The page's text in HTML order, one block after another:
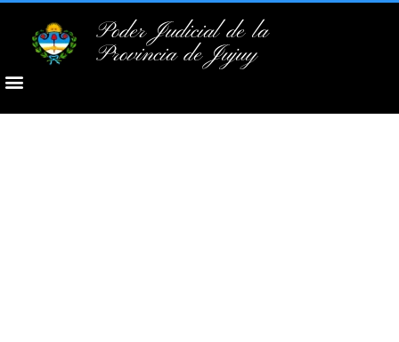
Poder Judicial de la
Provincia de Jujuy